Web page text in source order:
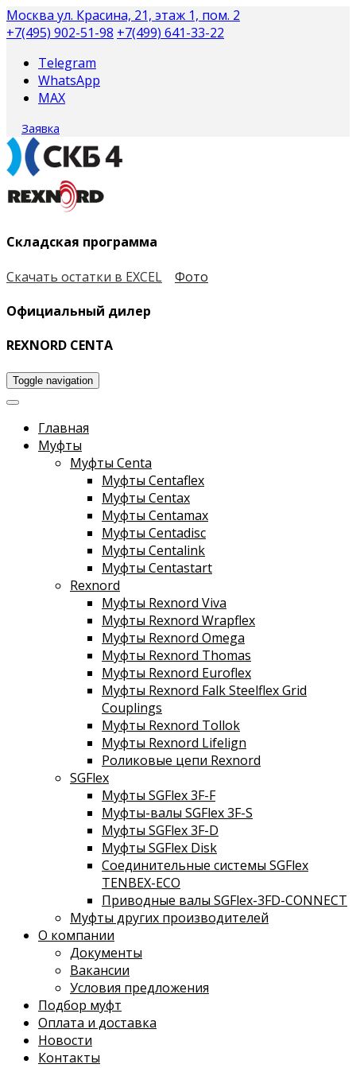
Москва ул. Красина, 21, этаж 1, пом. 2
+7(495) 902-51-98 +7(499) 641-33-22
Telegram
WhatsApp
MAX
Заявка
Складская программа
Скачать остатки в EXCEL
Фото
Официальный дилер
REXNORD CENTA
Toggle navigation
Главная
Муфты
Муфты Centa
Муфты Centaflex
Муфты Centax
Муфты Centamax
Муфты Centadisc
Муфты Centalink
Муфты Centastart
Rexnord
Муфты Rexnord Viva
Муфты Rexnord Wrapflex
Муфты Rexnord Omega
Муфты Rexnord Thomas
Муфты Rexnord Euroflex
Муфты Rexnord Falk Steelflex Grid
Couplings
Муфты Rexnord Tollok
Муфты Rexnord Lifelign
Роликовые цепи Rexnord
SGFlex
Муфты SGFlex 3F-F
Муфты-валы SGFlex 3F-S
Муфты SGFlex 3F-D
Муфты SGFlex Disk
Соединительные системы SGFlex
TENBEX-ECO
Приводные валы SGFlex-3FD-CONNECT
Муфты других производителей
О компании
Документы
Вакансии
Условия предложения
Подбор муфт
Оплата и доставка
Новости
Контакты